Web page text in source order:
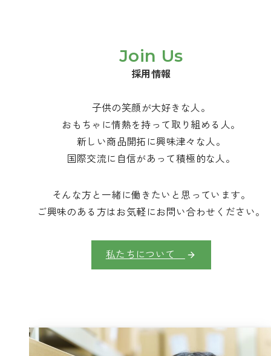
Join Us
採用情報
子供の笑顔が大好きな人。
おもちゃに情熱を持って取り組める人。
新しい商品開拓に興味津々な人。
国際交流に自信があって積極的な人。
そんな方と一緒に働きたいと思っています。
ご興味のある方はお気軽にお問い合わせください。
私たちについて